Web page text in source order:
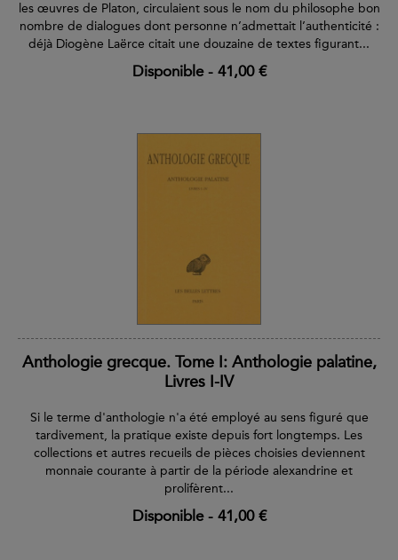
les œuvres de Platon, circulaient sous le nom du philosophe bon
nombre de dialogues dont personne n’admettait l’authenticité :
déjà Diogène Laërce citait une douzaine de textes figurant...
Disponible- 41,00 €
Anthologie grecque. Tome I: Anthologie palatine,
Livres I-IV
Si le terme d'anthologie n'a été employé au sens figuré que
tardivement, la pratique existe depuis fort longtemps. Les
collections et autres recueils de pièces choisies deviennent
monnaie courante à partir de la période alexandrine et
prolifèrent...
Disponible- 41,00 €